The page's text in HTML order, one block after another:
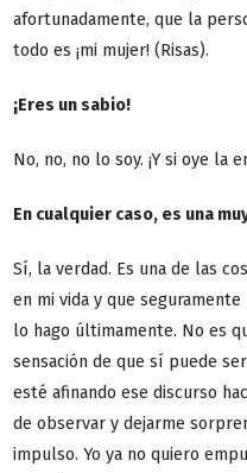
afortunadamente, que la
todo es ¡mi mujer! (Risas).
¡Eres un sabio!
No, no, no lo soy. ¡Y si oye la
En cualquier caso, es una
Sí, la verdad. Es una de las
en mi vida y que
lo hago últimamente. No es
sensación de que sí puede
esté afinando ese discurso
de observar y dejarme
impulso. Yo ya no quiero